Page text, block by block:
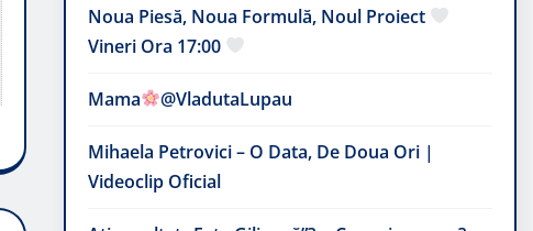
Noua Piesă, Noua Formulă, Noul Proiect
Vineri Ora 17:00
Mama @VladutaLupau
Mihaela Petrovici – O Data, De Doua Ori |
Videoclip Oficial